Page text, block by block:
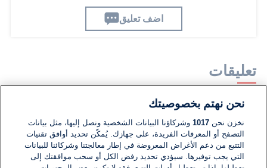
اضف تعليق
تعليقات
لا توجد تعليقات مكتوبة حتى الآن. كن الأول!
اكتب تعليقًا جديدًا ...
نحن نهتم بخصوصيتك
نخزن نحن1017 وشركاؤنا البيانات الشخصية ونصل إليها، مثل بيانات
التصفح أو المعرفات الفريدة، على جهازك. يُمكّن تحديد أوافق تقنيات
التتبع من دعم الأغراض المعروضة في إطار معالجتنا وشركائنا للبيانات
التي يجب توفيرها. سيؤدي تحديد رفض الكل أو سحب موافقتك إلى